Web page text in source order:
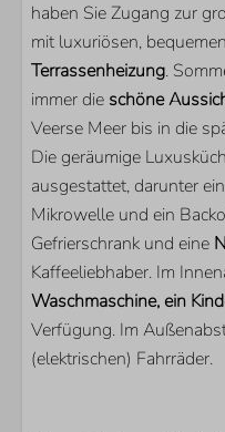
LAGE
Direkt am Veerse Meer
In der Marina
In 2. Stock
PARKEN
Résidence Marina
Anzahl Einzelbetten: 6
haben Sie Zugang zur
mit luxuriösen,
Terrassenheizung.
immer die schöne
Veerse Meer bis in die
Die geräumige
ausgestattet, darunter
Mikrowelle und ein
Gefrierschrank und eine
Kaffeeliebhaber. Im
Waschmaschine, ein
Verfügung. Im
(elektrischen) Fahrräder.